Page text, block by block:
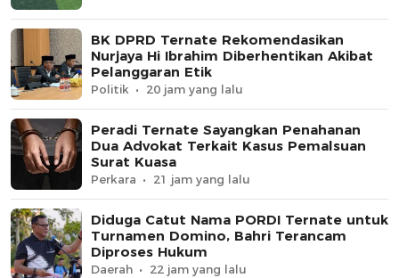
BK DPRD Ternate Rekomendasikan
Nurjaya Hi Ibrahim Diberhentikan Akibat
Pelanggaran Etik
Politik 20 jam yang lalu
Peradi Ternate Sayangkan Penahanan
Dua Advokat Terkait Kasus Pemalsuan
Surat Kuasa
Perkara 21 jam yang lalu
Diduga Catut Nama PORDI Ternate untuk
Turnamen Domino, Bahri Terancam
Diproses Hukum
Daerah 22 jam yang lalu